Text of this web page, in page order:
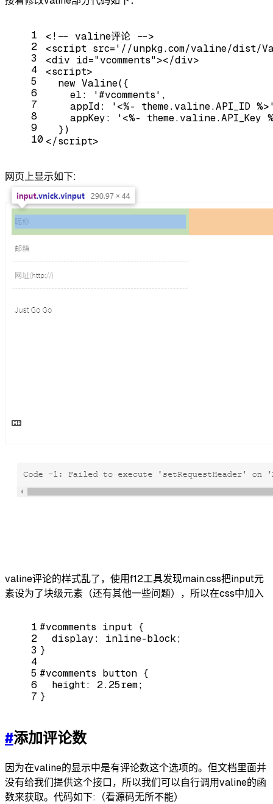
1
2
3
4
5
6
7
8
9
10
<!-- valine评论 -->
<script src= '//unpkg.com/valine/dist/
<div id ="vcomments"></div>
<script>
new Valine({
    el:
'#vcomments' ,
    appId:
'<%- theme.valine.API_ID
    appKey:
'<%- theme.valine.API_Key
  })
</script>
网页上显示如下:
valine评论的样式乱了，使用f12工具发现main.css把input元
素设为了块级元素（还有其他一些问题），所以在css中加入
1
2
3
4
5
6
7
#vcomments input {
display : inline-block;
}
#vcomments
button {
height: 2.25rem;
}
#添加评论数
因为在valine的显示中是有评论数这个选项的。但文档里面并
没有给我们提供这个接口，所以我们可以自行调用valine的函
数来获取。代码如下:（看源码无所不能）